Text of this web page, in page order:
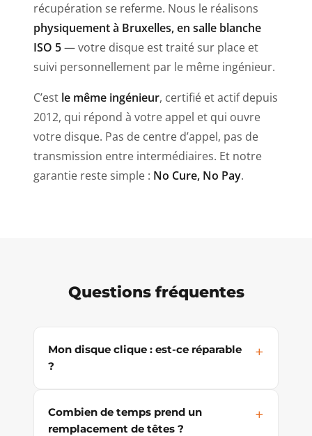
récupération se referme. Nous le réalisons
physiquement à Bruxelles, en salle blanche
ISO 5— votre disque est traité sur place et
suivi personnellement par le même ingénieur.
C’est le même ingénieur, certifié et actif depuis
2012, qui répond à votre appel et qui ouvre
votre disque. Pas de centre d’appel, pas de
transmission entre intermédiaires. Et notre
garantie reste simple : No Cure, No Pay.
Questions fréquentes
Mon disque clique : est-ce réparable
?
Combien de temps prend un
remplacement de têtes ?